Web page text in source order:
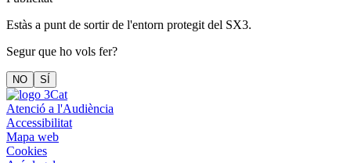
Estàs a punt de sortir de l'entorn protegit del SX3.
Segur que ho vols fer?
NO SÍ
Atenció a l'Audiència
Accessibilitat
Mapa web
Cookies